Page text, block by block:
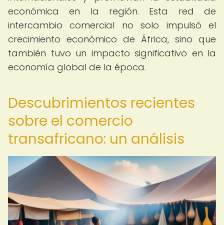
económica en la región. Esta red de
intercambio comercial no solo impulsó el
crecimiento económico de África, sino que
también tuvo un impacto significativo en la
economía global de la época.
Descubrimientos recientes
sobre el comercio
transafricano: un análisis